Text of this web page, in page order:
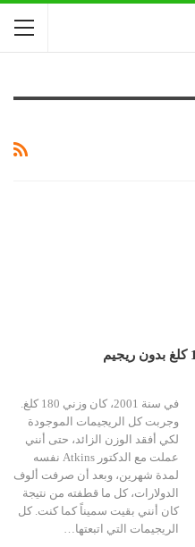
في سنة 2001، كان وزني 180 كلغ.
وجربت كل الريجيمات الموجودة
لكي أفقد الوزن الزائد، حتى أنني
عملت مع الدكتور Atkins نفسه
لمدة شهرين، وبعد أن صرفت ألوف
الدولارات، كل ما قطفته من نتيجة
كان أنني بقيت سميناً كما كنت. كل
الريجيمات التي اتبعتها…